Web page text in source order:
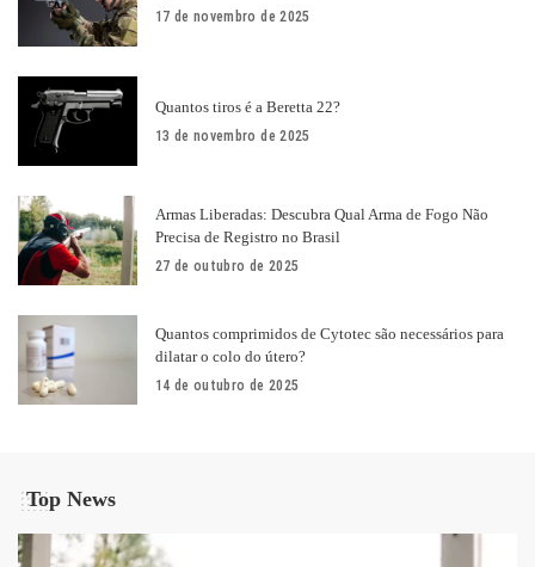
17 de novembro de 2025
Quantos tiros é a Beretta 22?
13 de novembro de 2025
Armas Liberadas: Descubra Qual Arma de Fogo Não
Precisa de Registro no Brasil
27 de outubro de 2025
Quantos comprimidos de Cytotec são necessários para
dilatar o colo do útero?
14 de outubro de 2025
Top News